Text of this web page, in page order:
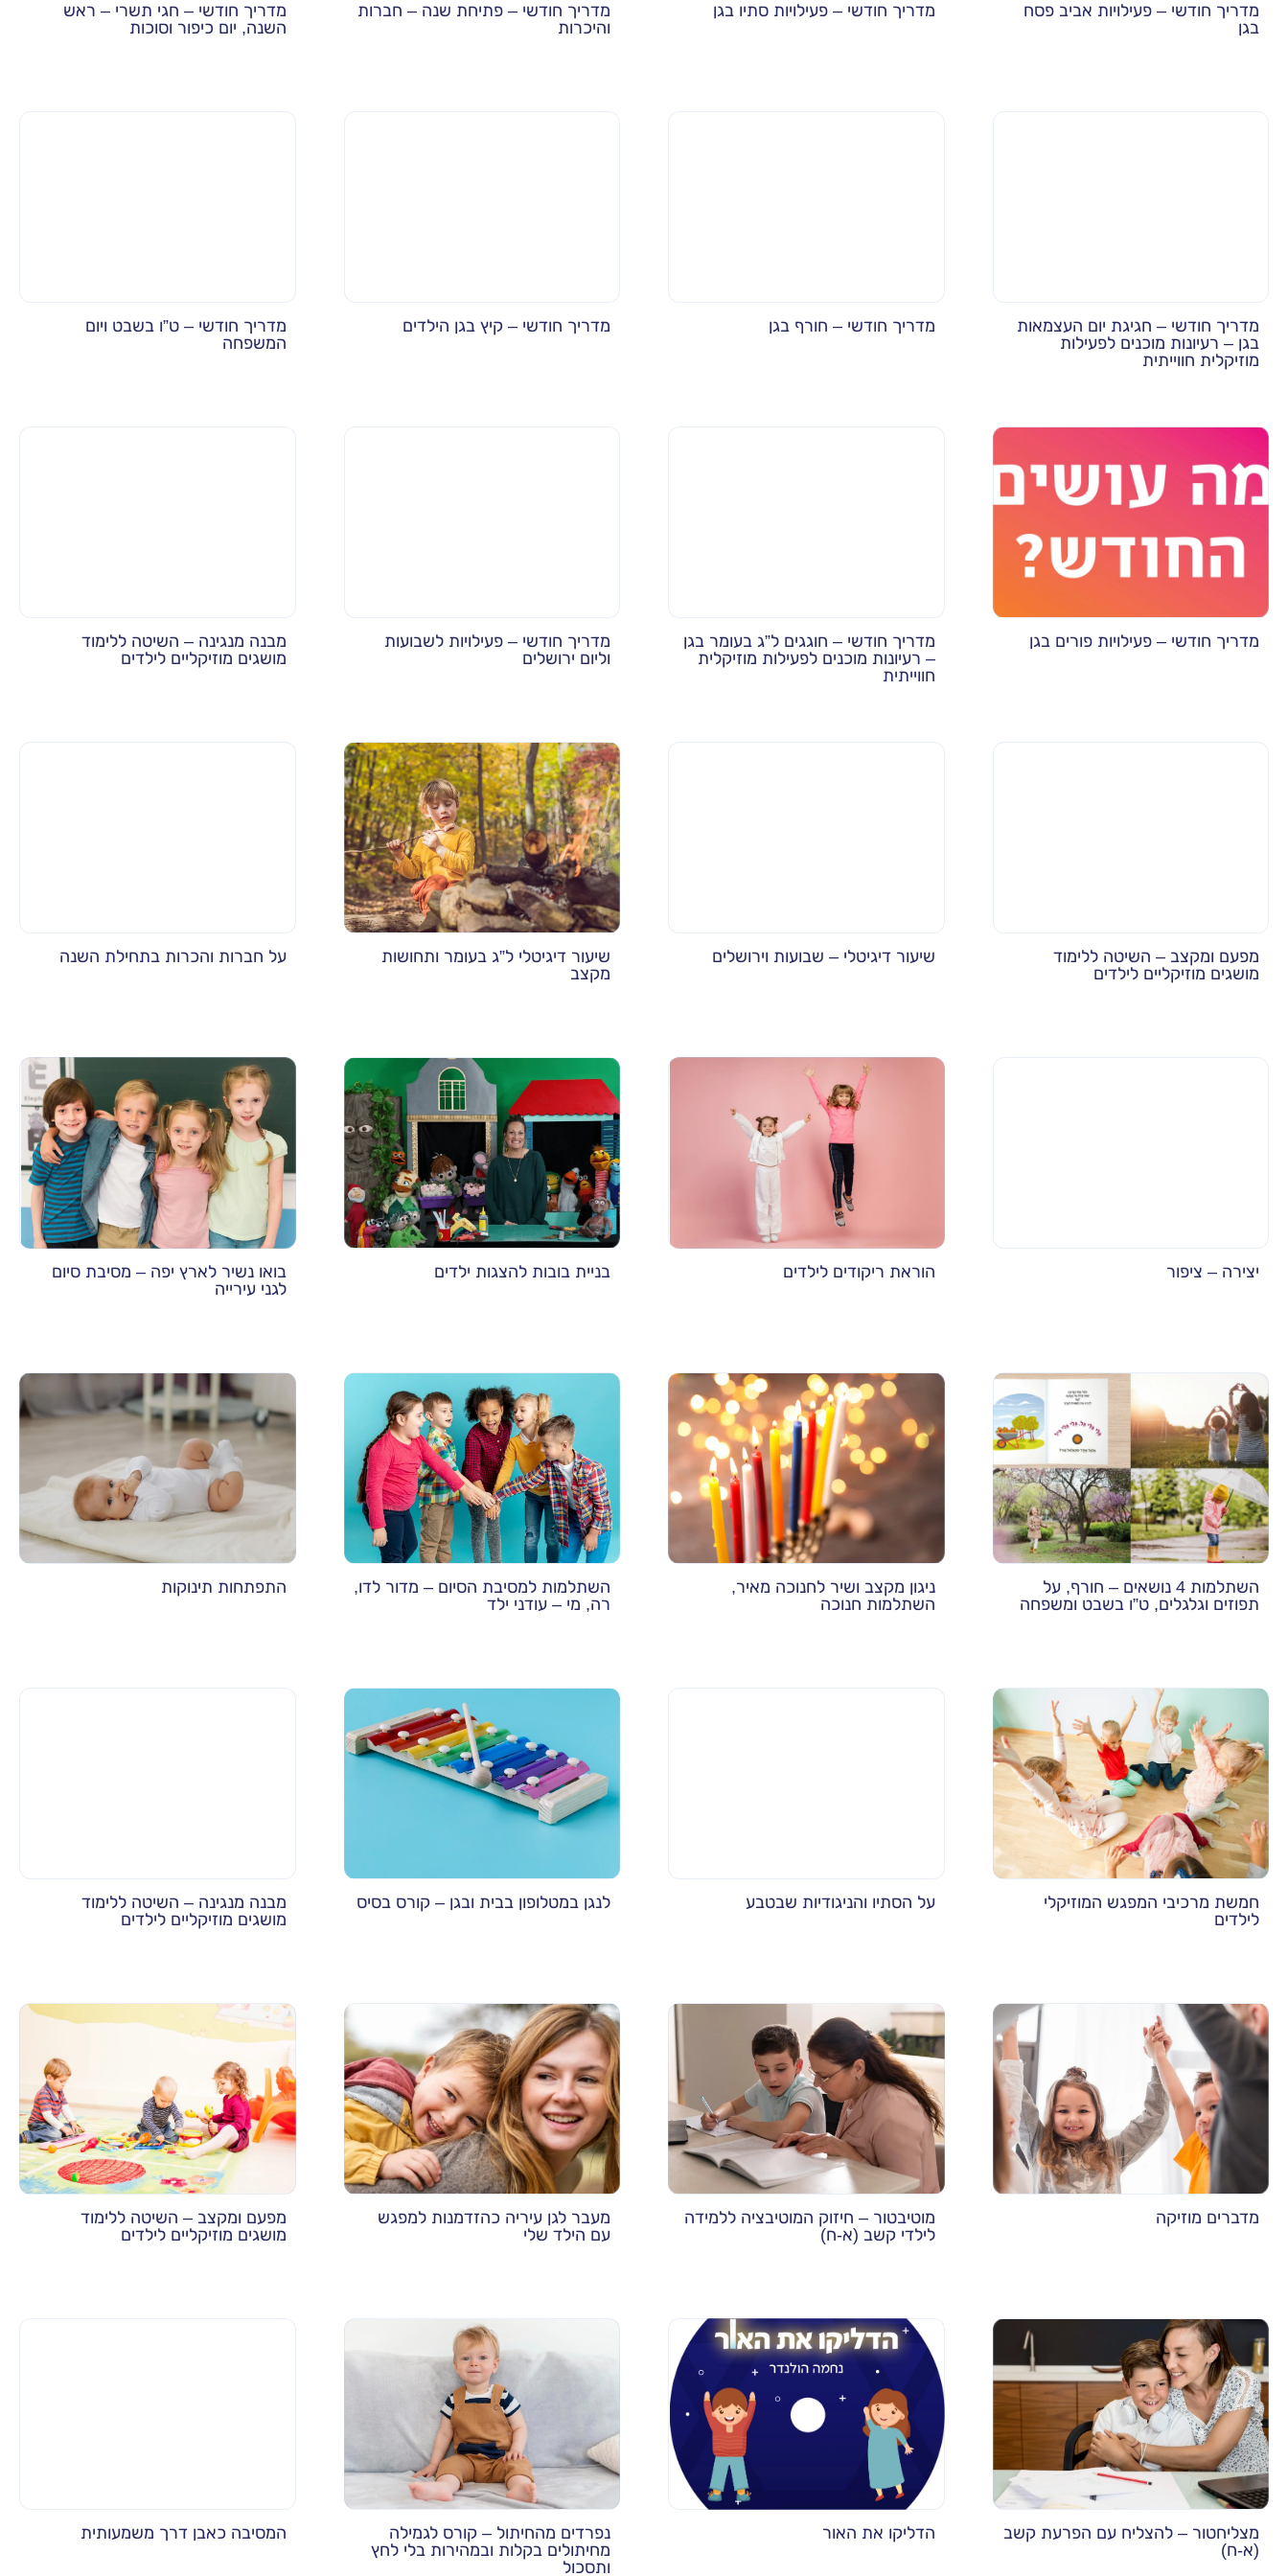
מדריך חודשי – פעילויות אביב פסח
בגן
מדריך חודשי – פעילויות סתיו בגן
מדריך חודשי – פתיחת שנה – חברות
והיכרות
מדריך חודשי – חגי תשרי – ראש
השנה, יום כיפור וסוכות
מדריך חודשי – חגיגת יום העצמאות
בגן – רעיונות מוכנים לפעילות
מוזיקלית חווייתית
מדריך חודשי – חורף בגן מדריך חודשי – קיץ בגן הילדים
מדריך חודשי – ט”ו בשבט ויום
המשפחה
מדריך חודשי – פעילויות פורים בגן
מדריך חודשי – חוגגים ל”ג בעומר בגן
– רעיונות מוכנים לפעילות מוזיקלית
חווייתית
מדריך חודשי – פעילויות לשבועות
וליום ירושלים
מבנה מנגינה – השיטה ללימוד
מושגים מוזיקליים לילדים
מפעם ומקצב – השיטה ללימוד
מושגים מוזיקליים לילדים
שיעור דיגיטלי – שבועות וירושלים
שיעור דיגיטלי ל”ג בעומר ותחושות
מקצב
על חברות והכרות בתחילת השנה
יצירה – ציפור הוראת ריקודים לילדים בניית בובות להצגות ילדים
בואו נשיר לארץ יפה – מסיבת סיום
לגני עירייה
השתלמות 4 נושאים – חורף, על
תפוזים וגלגלים, ט”ו בשבט ומשפחה
ניגון מקצב ושיר לחנוכה מאיר,
השתלמות חנוכה
השתלמות למסיבת הסיום – מדור לדו,
רה, מי – עודני ילד
התפתחות תינוקות
חמשת מרכיבי המפגש המוזיקלי
לילדים
על הסתיו והניגודיות שבטבע לנגן במטלופון בבית ובגן – קורס בסיס
מבנה מנגינה – השיטה ללימוד
מושגים מוזיקליים לילדים
מדברים מוזיקה
מוטיבטור – חיזוק המוטיבציה ללמידה
לילדי קשב (א-ח)
מעבר לגן עיריה כהזדמנות למפגש
עם הילד שלי
מפעם ומקצב – השיטה ללימוד
מושגים מוזיקליים לילדים
מצליחטור – להצליח עם הפרעת קשב
(א-ח)
הדליקו את האור
נפרדים מהחיתול – קורס לגמילה
מחיתולים בקלות ובמהירות בלי לחץ
ותסכול
המסיבה כאבן דרך משמעותית